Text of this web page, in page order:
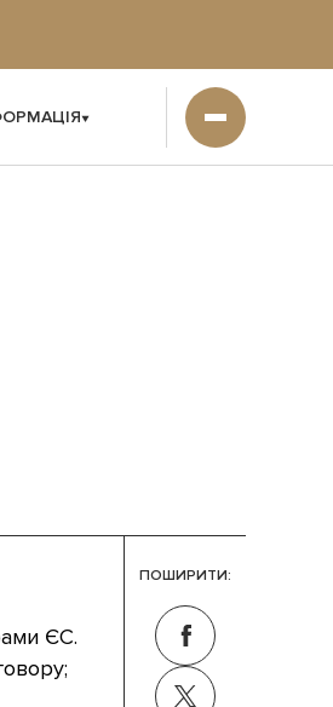
ЄС.
ПОШИРИТИ: